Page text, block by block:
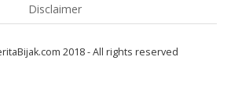
Disclaimer
2018 - All rights reserved